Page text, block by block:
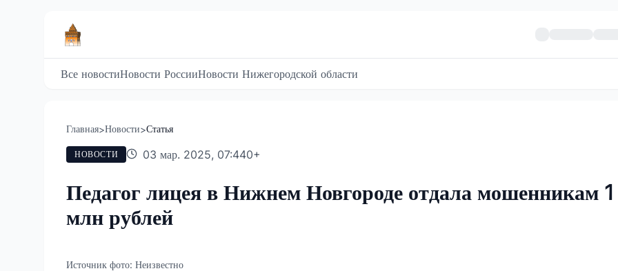
Все новостиНовости РоссииНовости Нижегородской области
Главная>Новости>Статья
НОВОСТИ 03 мар. 2025, 07:440+
Педагог лицея в Нижнем Новгороде отдала мошенникам 1
млн рублей
Источник фото: Неизвестно